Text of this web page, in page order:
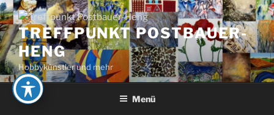
Zum
Inhalt
springenTREFFPUNKT POSTBAUER-
HENG
Hobbykünstler und mehr
Menü